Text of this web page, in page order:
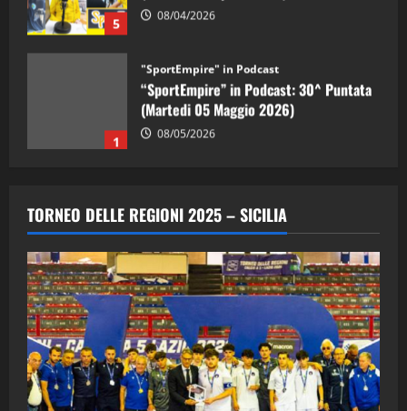
5 08/04/2026
1
"SportEmpire" in Podcast
“SportEmpire” in Podcast: 30^ Puntata
(Martedi 05 Maggio 2026)
08/05/2026
2
“SportEmpire” in Podcast: 29^ Puntata
(Martedi 28 Aprile 2026)
3
"SportEmpire" in Podcast
“SportEmpire” in Podcast: 28^ Puntata
(Martedi 21 Aprile 2026)
21/04/2026
TORNEO DELLE REGIONI 2025 – SICILIA